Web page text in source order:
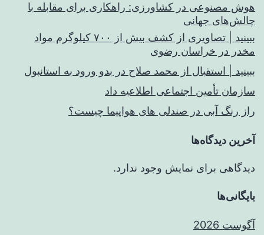
هوش مصنوعی در کشاورزی: راهکاری برای مقابله با
چالش‌های جهانی
ببینید | تصاویری از کشف بیش از ۷۰۰ کیلوگرم مواد
مخدر در خراسان رضوی
ببینید | استقبال از محمد صلاح در بدو ورود به استانبول
سازمان تأمین اجتماعی اطلاعیه داد
راز رنگ آبی در صندلی های هواپیما چیست؟
آخرین دیدگاه‌ها
دیدگاهی برای نمایش وجود ندارد.
بایگانی‌ها
آگوست 2026